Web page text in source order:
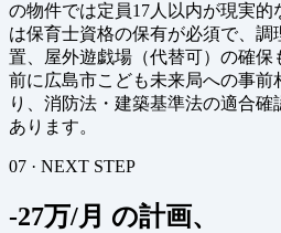
の物件では定員17人以内が現実
は保育士資格の保有が必須で、調
置、屋外遊戯場（代替可）の確
前に広島市こども未来局への事前
り、消防法・建築基準法の適合
あります。
07 · NEXT STEP
-27万/月 の計画、